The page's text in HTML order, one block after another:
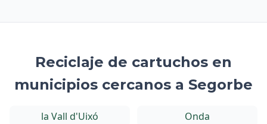
Reciclaje de cartuchos en
municipios cercanos a Segorbe
la Vall d'Uixó Onda